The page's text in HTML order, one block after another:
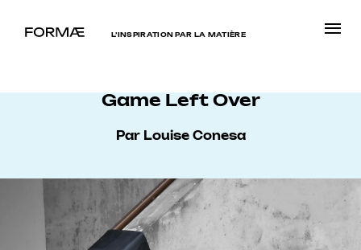
L’INSPIRATION PAR LA MATIÈRE
Game Left Over
Par Louise Conesa